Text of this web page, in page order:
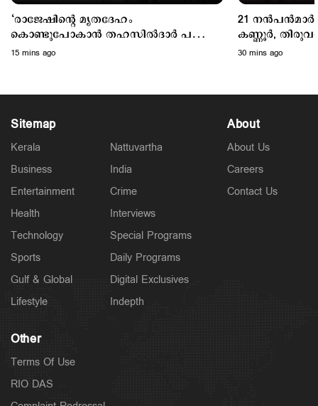
Politics
ചട്ടപ്രകാരം മുന്നറിയിപ്പ് നല്‍കിയില്ല; പ്രതിപക്ഷ
പിണറായി
2 hours ago
‘രാജേഷിന്‍റെ മൃതദേഹം
കൊണ്ടുപോകാന്‍ തഹസില്‍ദാര്‍ പണം
ആവശ്യപ്പെട്ടു’; ഗുരുതരആരോപണം
15 mins ago
21
കണ്ണൂർ,
അർജുൻ
30 mins ago
Sitemap
Kerala
Business
Entertainment
Health
Technology
Sports
Gulf & Global
Lifestyle
Nattuvartha
India
Crime
Interviews
Special Programs
Daily Programs
Digital Exclusives
Indepth
About
About Us
Careers
Contact Us
Other
Terms Of Use
RIO DAS